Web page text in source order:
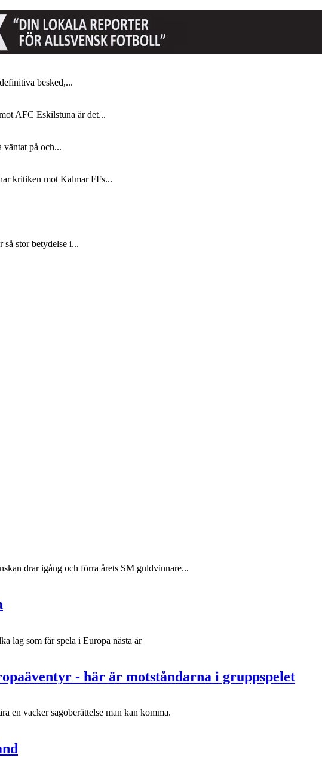
besked,...
AFC Eskilstuna är det...
väntat på och...
kritiken mot Kalmar FFs...
så stor betydelse i...
drar igång och förra årets SM guldvinnare...
lag som får spela i Europa nästa år
- här är motståndarna i gruppspelet
en vacker sagoberättelse man kan komma.